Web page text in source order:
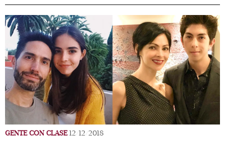
GENTE CON CLASE 12/12/2018